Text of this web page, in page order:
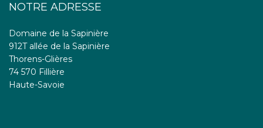
NOTRE ADRESSE
Domaine de la Sapinière
912T allée de la Sapinière
Thorens-Glières
74 570 Fillière
Haute-Savoie